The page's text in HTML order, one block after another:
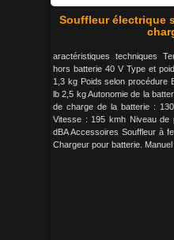
Souffleur électrique
aractéristiques techniques
hors batterie 40 V Type et
1,3 kg Poids selon procédure
lb 2,5 kg Autonomie de la
de charge de la batterie :
Vitesse : 195 kmh Niveau de
dBA Accessoires Souffleur à
Chargeur pour batterie.